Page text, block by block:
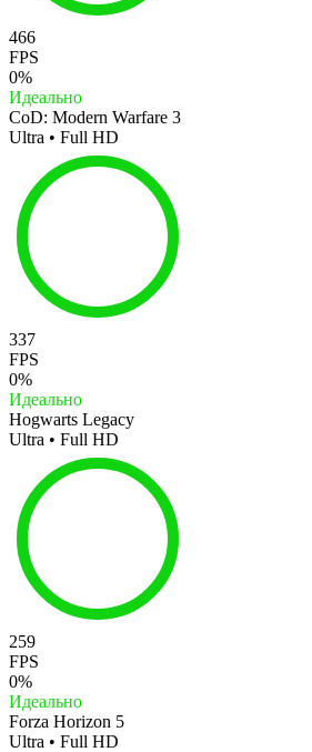
466
FPS
0%
Идеально
CoD: Modern Warfare 3
Ultra • Full HD
337
FPS
0%
Идеально
Hogwarts Legacy
Ultra • Full HD
259
FPS
0%
Идеально
Forza Horizon 5
Ultra • Full HD